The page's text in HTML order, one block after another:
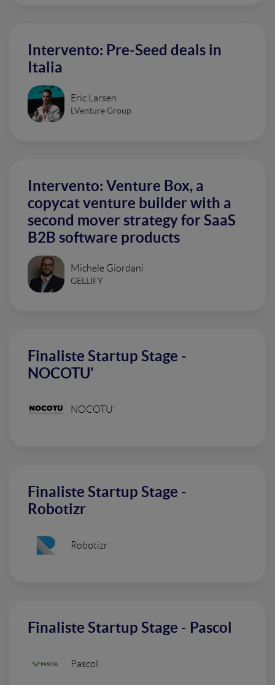
Intervento: Pre-Seed deals in
Italia
Eric Larsen
LVenture Group
Intervento: Venture Box, a
copycat venture builder with a
second mover strategy for SaaS
B2B software products
Michele Giordani
GELLIFY
Finaliste Startup Stage -
NOCOTU'
NOCOTU'
Finaliste Startup Stage -
Robotizr
Robotizr
Finaliste Startup Stage - Pascol
Pascol